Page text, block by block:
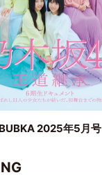
BUBKA 2025年5月号